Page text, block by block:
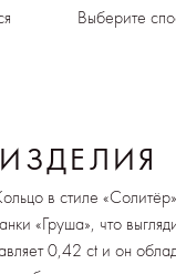
Выберите
в стиле
«Груша», что
0,42 ct и он